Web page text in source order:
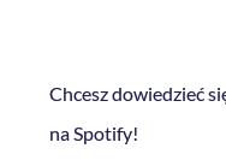
Chcesz dowiedzieć
na Spotify!